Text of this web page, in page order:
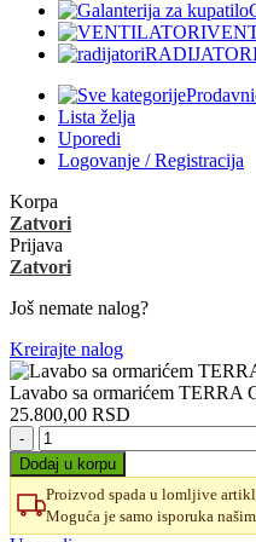
Lista želja
Uporedi
Logovanje / Registracija
Korpa
Zatvori
Prijava
Zatvori
Još nemate nalog?
Kreirajte nalog
Lavabo sa ormarićem TERRA
25.800,00 RSD
Lavabo
sa
ormarićem
TERRA
Graphite
Dodaj u korpu
Proizvod spada u lomljive
Moguća je samo isporuka